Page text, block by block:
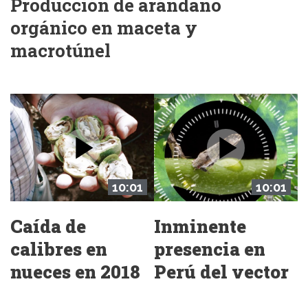
Producción de arándano
orgánico en maceta y
macrotúnel
10:01
Caída de
calibres en
nueces en 2018
10:01
Inminente
presencia en
Perú del vector